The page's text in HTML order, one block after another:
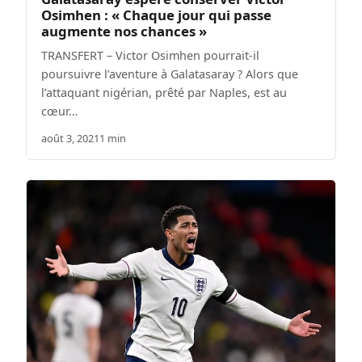
Osimhen : « Chaque jour qui passe
augmente nos chances »
TRANSFERT – Victor Osimhen pourrait-il
poursuivre l’aventure à Galatasaray ? Alors que
l’attaquant nigérian, prêté par Naples, est au
cœur…
août 3, 20211 min